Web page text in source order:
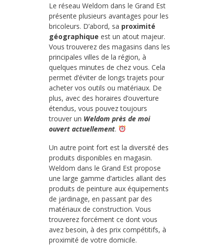
Le réseau Weldom dans le Grand Est
présente plusieurs avantages pour les
bricoleurs. D’abord, sa proximité
géographique est un atout majeur.
Vous trouverez des magasins dans les
principales villes de la région, à
quelques minutes de chez vous. Cela
permet d’éviter de longs trajets pour
acheter vos outils ou matériaux. De
plus, avec des horaires d’ouverture
étendus, vous pouvez toujours
trouver un Weldom près de moi
ouvert actuellement.
Un autre point fort est la diversité des
produits disponibles en magasin.
Weldom dans le Grand Est propose
une large gamme d’articles allant des
produits de peinture aux équipements
de jardinage, en passant par des
matériaux de construction. Vous
trouverez forcément ce dont vous
avez besoin, à des prix compétitifs, à
proximité de votre domicile.